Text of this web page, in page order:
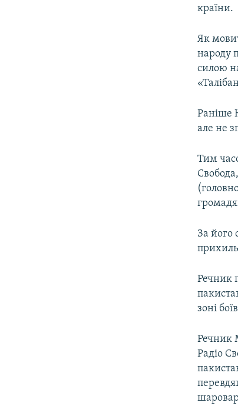
країни.
Як
народу
силою
Раніше
але не
Тим
За його
Речник
зоні
Речник
Радіо